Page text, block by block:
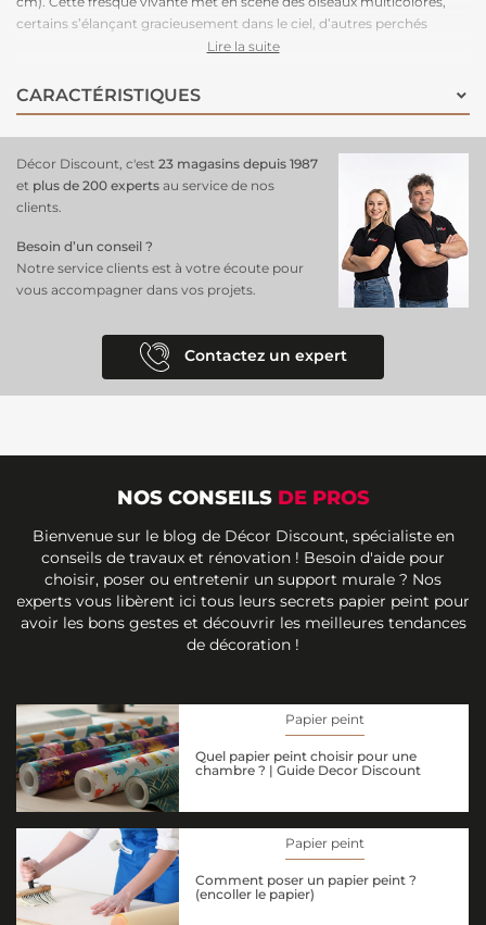
certains s’élançant gracieusement dans le ciel, d’autres perchés
paisiblement sur des branches verdoyantes, créant un équilibre
oiseaux et la douceur des éléments végétaux composent une scène
naturelle riche en détails, évoquant la beauté et la diversité de la
immersif, idéal pour insuffler une touche de vie et de fraîcheur à votre
papier peint facile et rapide à installer
grâce à son
intissé.
Lire la suite
CARACTÉRISTIQUES
Décor Discount, c'est 23 magasins depuis 1987
et plus de 200 experts au service de nos
clients.
Besoin d’un conseil ?
Notre service clients est à votre écoute pour
vous accompagner dans vos projets.
Contactez un expert
NOS CONSEILS DE PROS
Bienvenue sur le blog de Décor Discount, spécialiste en
conseils de travaux et rénovation ! Besoin d'aide pour
choisir, poser ou entretenir un support murale ? Nos
experts vous libèrent ici tous leurs secrets papier peint pour
avoir les bons gestes et découvrir les meilleures tendances
de décoration !
Papier peint
Quel papier peint choisir pour une
chambre ? | Guide Decor Discount
Papier peint
Comment poser un papier peint ?
(encoller le papier)